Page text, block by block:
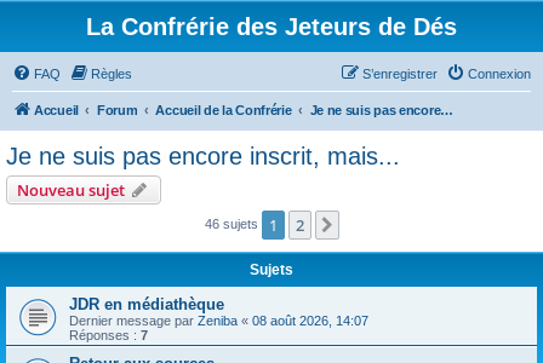
La Confrérie des Jeteurs de Dés
FAQ Règles Connexion
S’enregistrer
Accueil Forum Accueil de la Confrérie Je ne suis pas encore inscrit, mais...
Je ne suis pas encore inscrit, mais...
Nouveau sujet
46 sujets 1 2
Sujets
JDR en médiathèque
Dernier message par Zeniba « 08 août 2026, 14:07
Réponses : 7